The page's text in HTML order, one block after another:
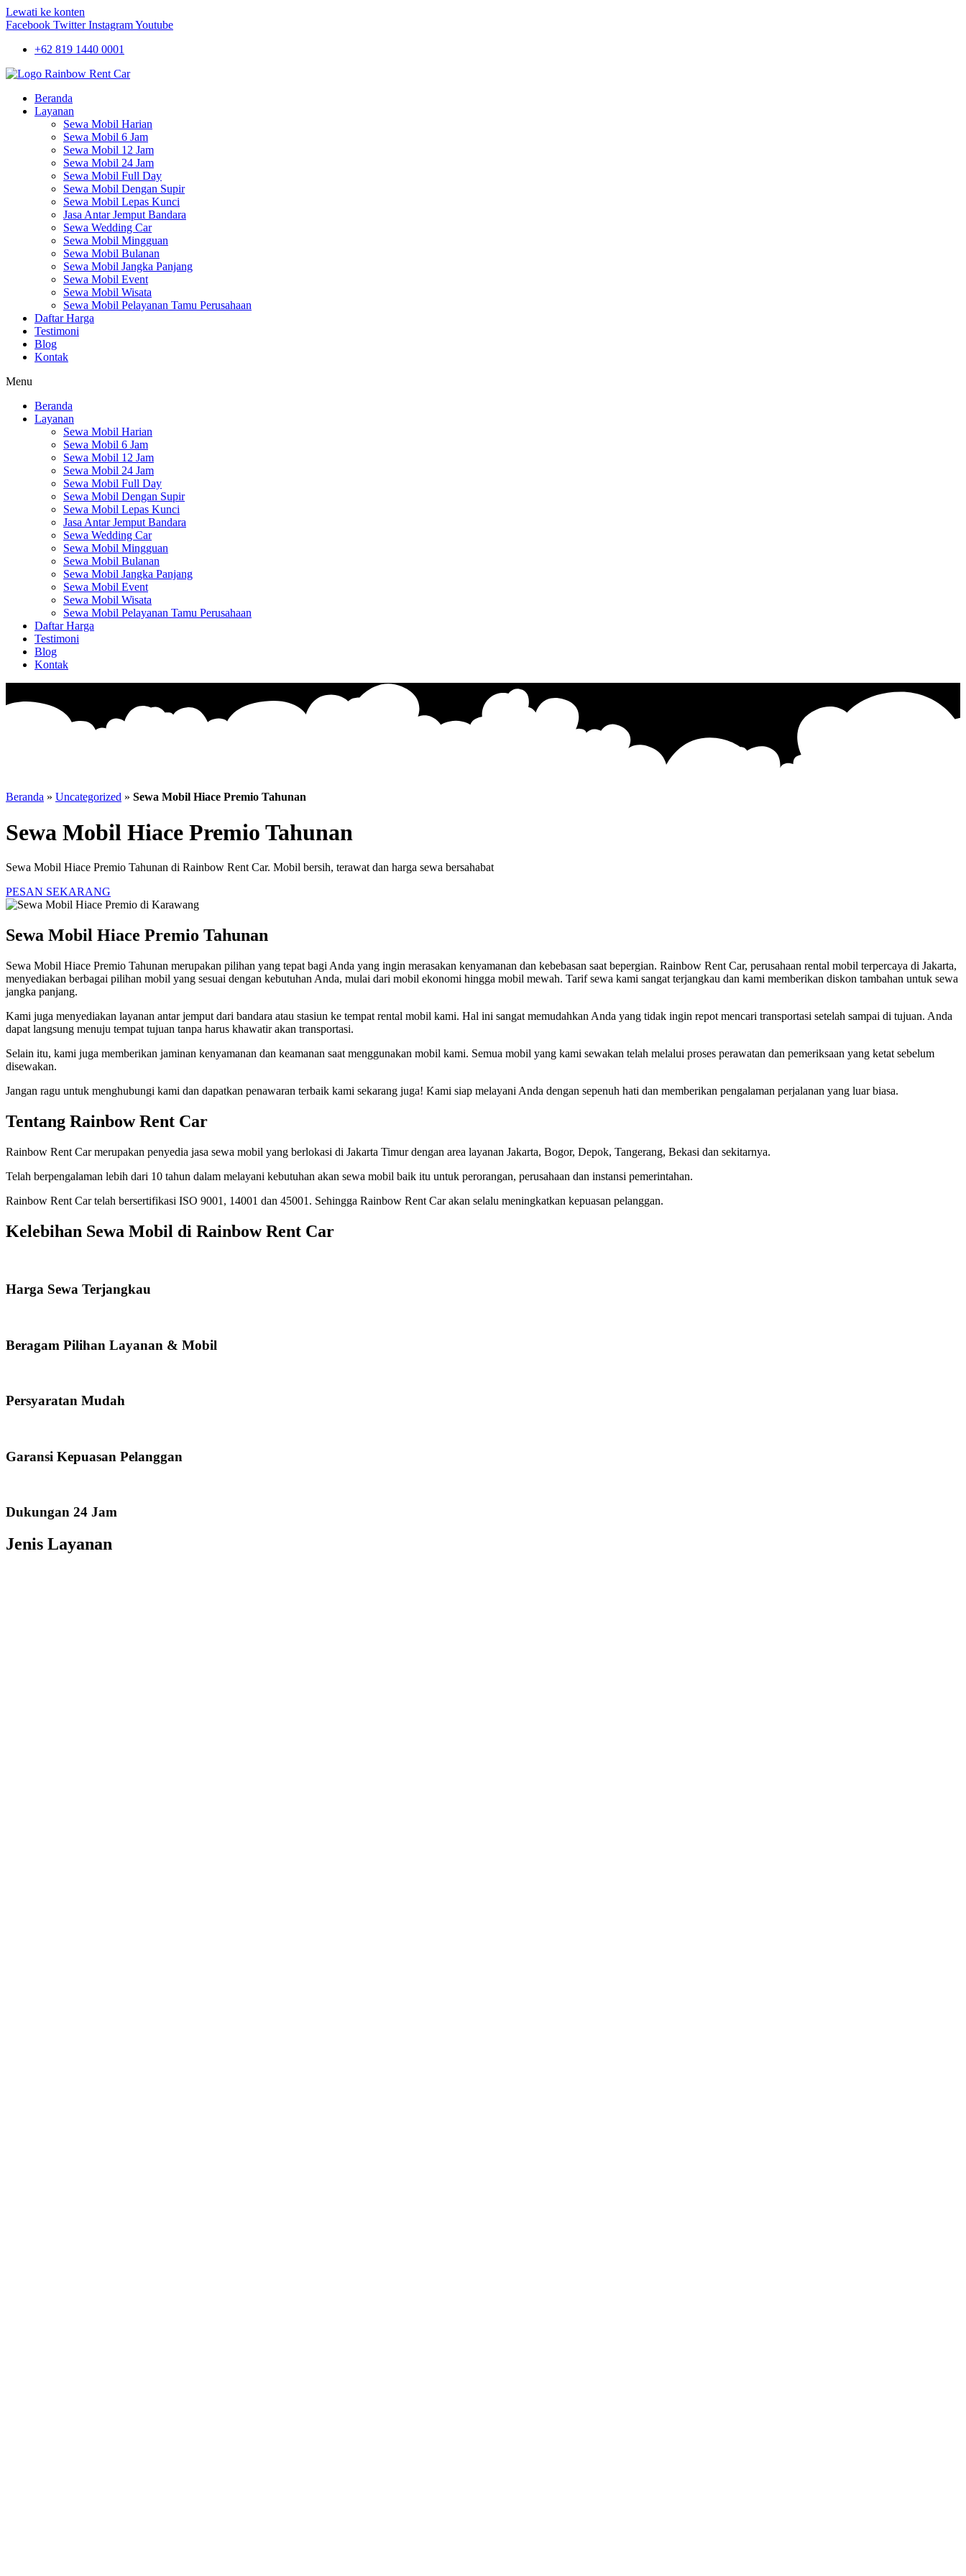
Lewati ke konten
Facebook Twitter InstagramYoutube
+62 819 1440 0001
Beranda
Layanan
Sewa Mobil Harian
Sewa Mobil 6 Jam
Sewa Mobil 12 Jam
Sewa Mobil 24 Jam
Sewa Mobil Full Day
Sewa Mobil Dengan Supir
Sewa Mobil Lepas Kunci
Jasa Antar Jemput Bandara
Sewa Wedding Car
Sewa Mobil Mingguan
Sewa Mobil Bulanan
Sewa Mobil Jangka Panjang
Sewa Mobil Event
Sewa Mobil Wisata
Sewa Mobil Pelayanan Tamu Perusahaan
Daftar Harga
Testimoni
Blog
Kontak
Menu
Beranda
Layanan
Sewa Mobil Harian
Sewa Mobil 6 Jam
Sewa Mobil 12 Jam
Sewa Mobil 24 Jam
Sewa Mobil Full Day
Sewa Mobil Dengan Supir
Sewa Mobil Lepas Kunci
Jasa Antar Jemput Bandara
Sewa Wedding Car
Sewa Mobil Mingguan
Sewa Mobil Bulanan
Sewa Mobil Jangka Panjang
Sewa Mobil Event
Sewa Mobil Wisata
Sewa Mobil Pelayanan Tamu Perusahaan
Daftar Harga
Testimoni
Blog
Kontak
Beranda » Uncategorized » Sewa Mobil Hiace Premio Tahunan
Sewa Mobil Hiace Premio Tahunan
Sewa Mobil Hiace Premio Tahunan di Rainbow Rent Car. Mobil bersih, terawat dan harga sewa bersahabat
PESAN SEKARANG
Sewa Mobil Hiace Premio Tahunan
Sewa Mobil Hiace Premio Tahunan merupakan pilihan yang tepat bagi Anda yang ingin merasakan kenyamanan dan kebebasan saat bepergian. Rainbow Rent Car, perusahaan rental mobil terpercaya di Jakarta,
menyediakan berbagai pilihan mobil yang sesuai dengan kebutuhan Anda, mulai dari mobil ekonomi hingga mobil mewah. Tarif sewa kami sangat terjangkau dan kami memberikan diskon tambahan untuk sewa
jangka panjang.
Kami juga menyediakan layanan antar jemput dari bandara atau stasiun ke tempat rental mobil kami. Hal ini sangat memudahkan Anda yang tidak ingin repot mencari transportasi setelah sampai di tujuan. Anda
dapat langsung menuju tempat tujuan tanpa harus khawatir akan transportasi.
Selain itu, kami juga memberikan jaminan kenyamanan dan keamanan saat menggunakan mobil kami. Semua mobil yang kami sewakan telah melalui proses perawatan dan pemeriksaan yang ketat sebelum
disewakan.
Jangan ragu untuk menghubungi kami dan dapatkan penawaran terbaik kami sekarang juga! Kami siap melayani Anda dengan sepenuh hati dan memberikan pengalaman perjalanan yang luar biasa.
Tentang Rainbow Rent Car
Rainbow Rent Car merupakan penyedia jasa sewa mobil yang berlokasi di Jakarta Timur dengan area layanan Jakarta, Bogor, Depok, Tangerang, Bekasi dan sekitarnya.
Telah berpengalaman lebih dari 10 tahun dalam melayani kebutuhan akan sewa mobil baik itu untuk perorangan, perusahaan dan instansi pemerintahan.
Rainbow Rent Car telah bersertifikasi ISO 9001, 14001 dan 45001. Sehingga Rainbow Rent Car akan selalu meningkatkan kepuasan pelanggan.
Kelebihan Sewa Mobil di Rainbow Rent Car
Harga Sewa Terjangkau
Beragam Pilihan Layanan & Mobil
Persyaratan Mudah
Garansi Kepuasan Pelanggan
Dukungan 24 Jam
Jenis Layanan